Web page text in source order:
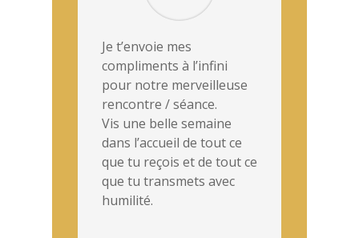
Je t’envoie mes
compliments à l’infini
pour notre merveilleuse
rencontre / séance.
Vis une belle semaine
dans l’accueil de tout ce
que tu reçois et de tout ce
que tu transmets avec
humilité.